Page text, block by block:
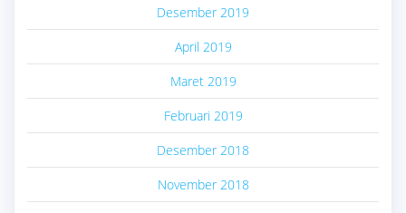
Desember 2019
April 2019
Maret 2019
Februari 2019
Desember 2018
November 2018